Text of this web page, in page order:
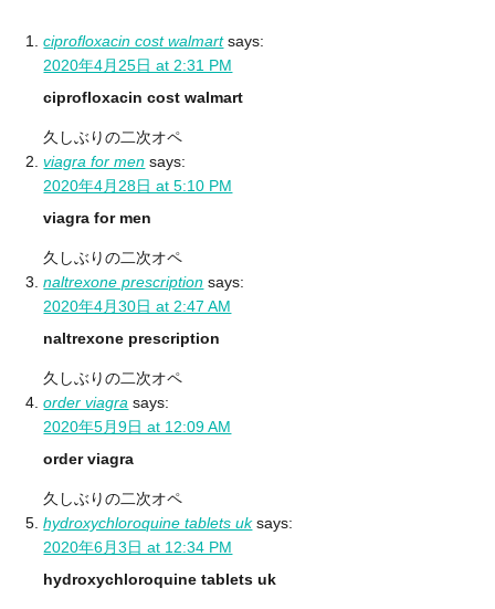
ciprofloxacin cost walmart says:
2020年4月25日 at 2:31 PM
ciprofloxacin cost walmart
久しぶりの二次オペ
viagra for men says:
2020年4月28日 at 5:10 PM
viagra for men
久しぶりの二次オペ
naltrexone prescription says:
2020年4月30日 at 2:47 AM
naltrexone prescription
久しぶりの二次オペ
order viagra says:
2020年5月9日 at 12:09 AM
order viagra
久しぶりの二次オペ
hydroxychloroquine tablets uk says:
2020年6月3日 at 12:34 PM
hydroxychloroquine tablets uk